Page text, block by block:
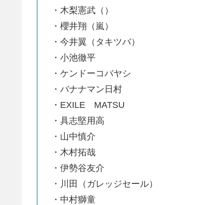
・木梨憲武（）
・櫻井翔（嵐）
・今井翼（タキツバ）
・小池徹平
・ケンドーコバヤシ
・バナナマン日村
・EXILE MATSU
・具志堅用高
・山中慎介
・木村拓哉
・伊勢谷友介
・川田（ガレッジセール）
・中村獅童